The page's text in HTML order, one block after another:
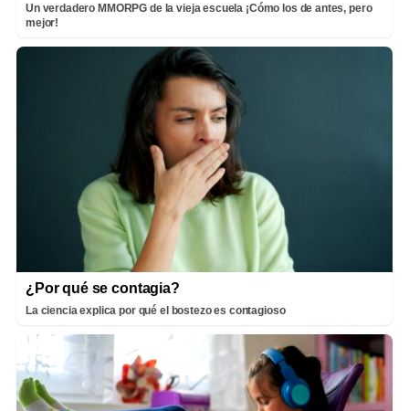
Un verdadero MMORPG de la vieja escuela ¡Cómo los de antes, pero
mejor!
¿Por qué se contagia?
La ciencia explica por qué el bostezo es contagioso